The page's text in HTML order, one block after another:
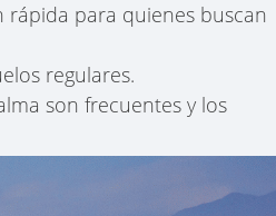
rápida para quienes buscan
regulares.
son frecuentes y los